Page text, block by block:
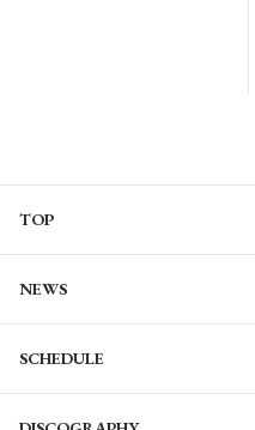
TOP
NEWS
SCHEDULE